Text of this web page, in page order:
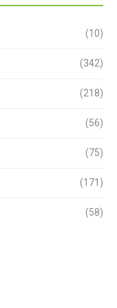
(10)
(342)
(218)
(56)
(75)
(171)
(58)